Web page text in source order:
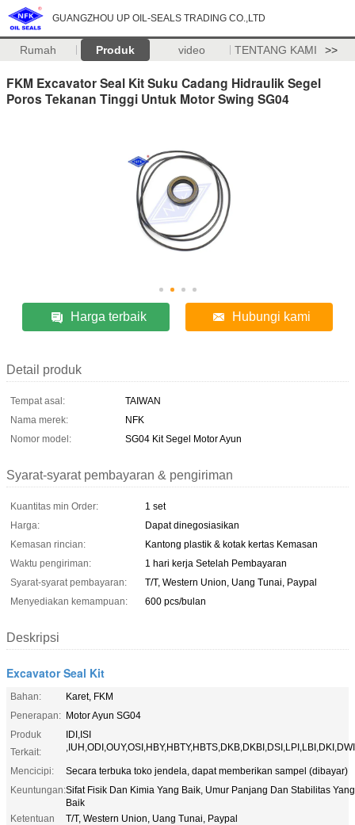
GUANGZHOU UP OIL-SEALS TRADING CO.,LTD
Rumah Produk video TENTANG KAMI >>
FKM Excavator Seal Kit Suku Cadang Hidraulik Segel
Poros Tekanan Tinggi Untuk Motor Swing SG04
Harga terbaik Hubungi kami
Detail produk
Tempat asal:
TAIWAN
Nama merek:
NFK
Nomor model:
SG04 Kit Segel Motor Ayun
Syarat-syarat pembayaran & pengiriman
Kuantitas min Order:
1 set
Harga:
Dapat dinegosiasikan
Kemasan rincian:
Kantong plastik & kotak kertas Kemasan
Waktu pengiriman:
1 hari kerja Setelah Pembayaran
Syarat-syarat pembayaran:
T/T, Western Union, Uang Tunai, Paypal
Menyediakan kemampuan:
600 pcs/bulan
Deskripsi
Excavator Seal Kit
Bahan:
Karet, FKM
Penerapan: Motor Ayun SG04
Produk
Terkait:
IDI,ISI
,IUH,ODI,OUY,OSI,HBY,HBTY,HBTS,DKB,DKBI,DSI,LPI,LBI,DKI,DWI
Mencicipi:
Secara terbuka toko jendela, dapat memberikan sampel (dibayar)
Keuntungan:Sifat Fisik Dan Kimia Yang Baik, Umur Panjang Dan Stabilitas Yang
Baik
Ketentuan
T/T, Western Union, Uang Tunai, Paypal